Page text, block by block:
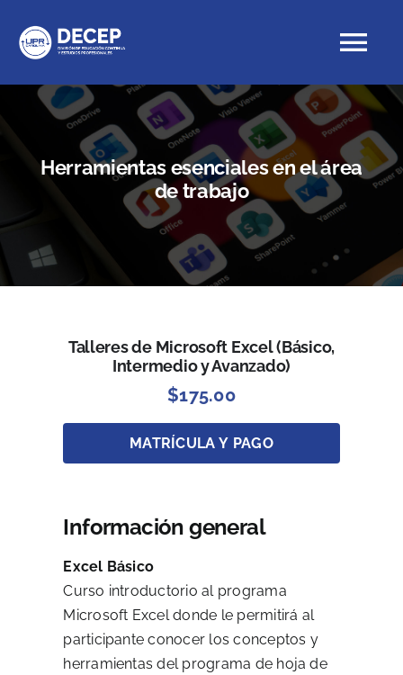
content
Educación Continua
Cursos con crédito
Proyectos Especiales
Herramientas esenciales en el área
de trabajo
Talleres de Microsoft Excel (Básico,
Intermedio y Avanzado)
$175.00
MATRÍCULA Y PAGO
Información general
Excel Básico
Curso introductorio al programa
Microsoft Excel donde le permitirá al
participante conocer los conceptos y
herramientas del programa de hoja de